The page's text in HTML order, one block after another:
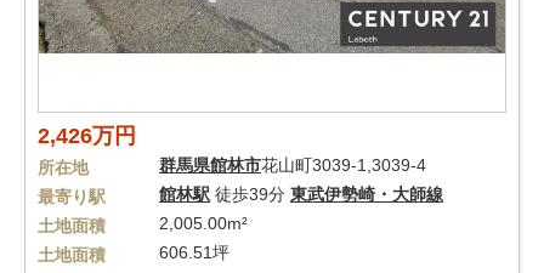
2,426万円
所在地 群馬県館林市花山町3039-1,3039-4
最寄り駅
館林駅 徒歩39分 東武伊勢崎・大師線
土地面積
2,005.00m²
土地面積
606.51坪